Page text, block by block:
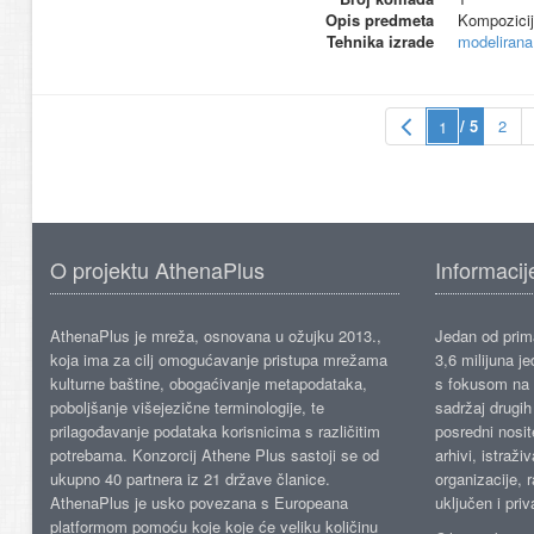
Opis predmeta
Tehnika izrade
modelirana
/ 5 2
O projektu AthenaPlus
AthenaPlus je mreža, osnovana u ožujku 2013.,
koja ima za cilj omogućavanje pristupa mrežama
kulturne baštine, obogaćivanje metapodataka,
poboljšanje višejezične terminologije, te
prilagođavanje podataka korisnicima s različitim
potrebama. Konzorcij Athene Plus sastoji se od
ukupno 40 partnera iz 21 države članice.
AthenaPlus je usko povezana s Europeana
platformom pomoću koje koje će veliku količinu
Jedan od
3,6 milijuna
s fokusom
sadržaj
posredni
arhivi,
organizacije,
uključen i